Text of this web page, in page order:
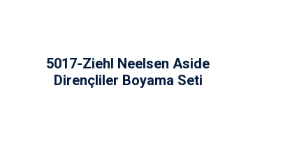
5017-Ziehl Neelsen Aside
Dirençliler Boyama Seti